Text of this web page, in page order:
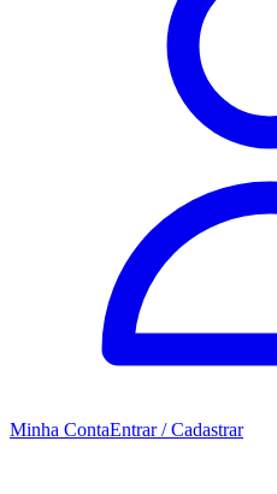
Minha ContaEntrar / Cadastrar